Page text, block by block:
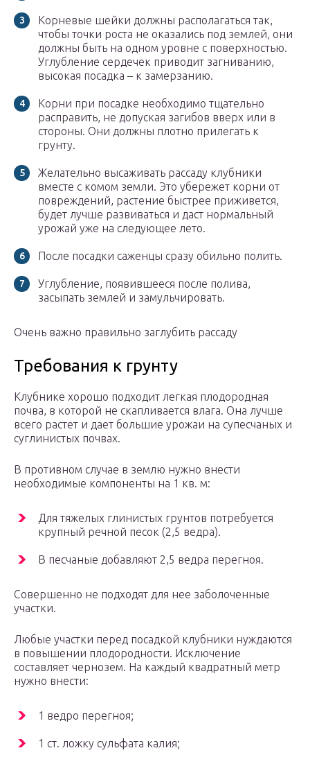
Корневые шейки должны располагаться так,
чтобы точки роста не оказались под землей, они
должны быть на одном уровне с поверхностью.
Углубление сердечек приводит загниванию,
высокая посадка – к замерзанию.
Корни при посадке необходимо тщательно
расправить, не допуская загибов вверх или в
стороны. Они должны плотно прилегать к
грунту.
Желательно высаживать рассаду клубники
вместе с комом земли. Это убережет корни от
повреждений, растение быстрее приживется,
будет лучше развиваться и даст нормальный
урожай уже на следующее лето.
После посадки саженцы сразу обильно полить.
Углубление, появившееся после полива,
засыпать землей и замульчировать.
Очень важно правильно заглубить рассаду
Требования к грунту
Клубнике хорошо подходит легкая плодородная
почва, в которой не скапливается влага. Она лучше
всего растет и дает большие урожаи на супесчаных и
суглинистых почвах.
В противном случае в землю нужно внести
необходимые компоненты на 1 кв. м:
Для тяжелых глинистых грунтов потребуется
крупный речной песок (2,5 ведра).
В песчаные добавляют 2,5 ведра перегноя.
Совершенно не подходят для нее заболоченные
участки.
Любые участки перед посадкой клубники нуждаются
в повышении плодородности. Исключение
составляет чернозем. На каждый квадратный метр
нужно внести:
1 ведро перегноя;
1 ст. ложку сульфата калия;